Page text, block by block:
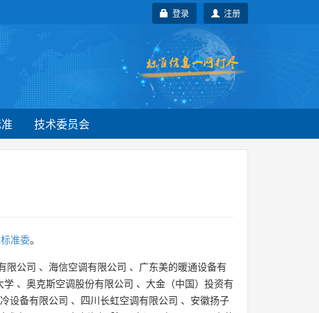
注册
登录
技术委员会
准委。
限公司 、 海信空调有限公司 、 广东美的暖通设备有
学 、 奥克斯空调股份有限公司 、 大金（中国）投资有
设备有限公司 、 四川长虹空调有限公司 、 安徽扬子